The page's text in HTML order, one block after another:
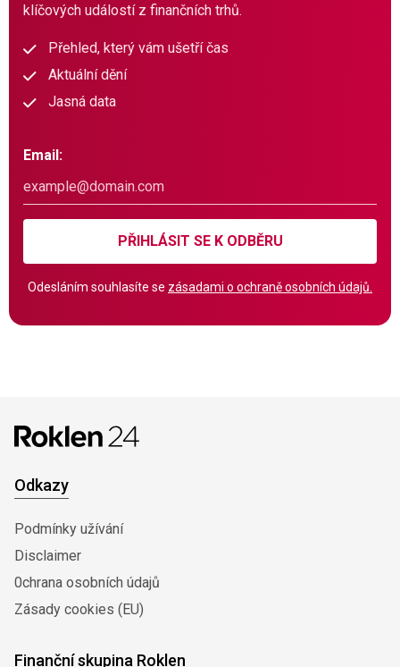
klíčových událostí z finančních trhů.
Přehled, který vám ušetří čas
Aktuální dění
Jasná data
Email:
PŘIHLÁSIT SE K ODBĚRU
Odesláním souhlasíte se zásadami o ochraně osobních údajů.
Odkazy
Podmínky užívání
Disclaimer
0chrana osobních údajů
Zásady cookies (EU)
Finanční skupina Roklen